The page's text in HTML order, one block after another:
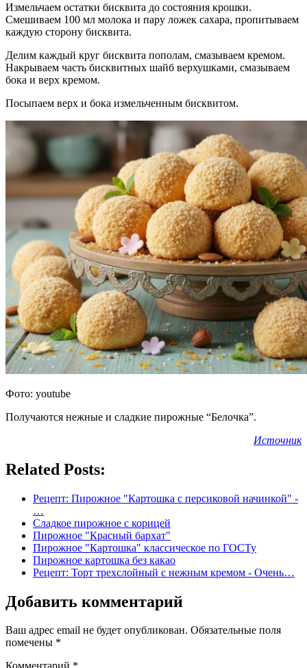
Измельчаем остатки бисквита до состояния крошки.
Смешиваем 100 мл молока и пару ложек сахара, пропитываем
каждую сторону бисквита.
Делим каждый круг бисквита пополам, смазываем кремом.
Накрываем часть бисквитных шайб верхушками, смазываем
бока и верх кремом.
Посыпаем верх и бока измельченным бисквитом.
Фото: youtube
Получаются нежные и сладкие пирожные “Белочка”.
Источник
Related Posts:
Рецепт: Пирожное "Картошка с персиковой начинкой" -
…
Сладкое пирожное с корицей
Пирожное "Красный бархат"
Пирожное "Картошка" классическое по ГОСТу
Пирожное картошка без какао
Рецепт: Торт трехслойный с нежным кремом - Очень…
Добавить комментарий
Ваш адрес email не будет опубликован. Обязательные поля
помечены *